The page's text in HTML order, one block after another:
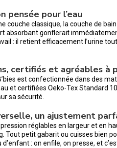
pensée pour l’eau
couche classique, la couche de
absorbant gonflerait
: il retient efficacement l’urine
certifiés et agréables à
est confectionnée dans des
et certifiées Oeko-Tex Standard
sa sécurité.
un ajustement
réglables en largeur et en
Tout petit gabarit ou cuisses bien
d’enfant : on enfile, on presse, et